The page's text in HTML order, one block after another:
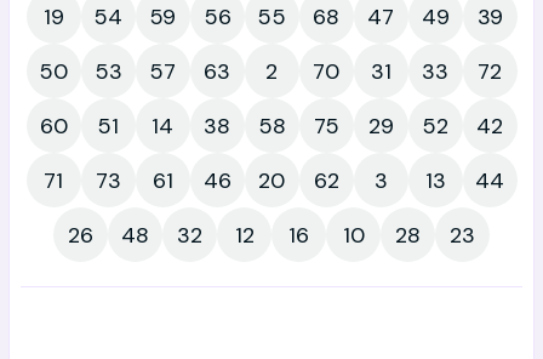
19
54 59 56 55 68 47 49
39
50
53 57 63 2 70 31 33
72
60
51 14 38 58 75 29 52
42
71
73 61 46 20 62 3 13
44
26
48 32 12 16 10 28 23